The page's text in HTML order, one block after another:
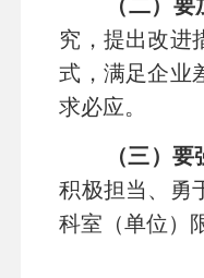
（二）
究，提出改进
式，满足企业
求必应。
（三）
积极担当、勇
科室（单位）